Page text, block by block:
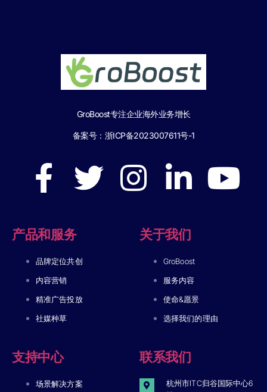
GroBoost专注企业海外业务增长
备案号： 浙ICP备2023007611号-1
产品和服务
品牌定位共创
内容营销
精准广告投放
社媒种草
关于我们
GroBoost
服务内容
使命&愿景
选择我们的理由
支持中心
场景解决方案
联系我们
杭州市ITC归谷国际中心6